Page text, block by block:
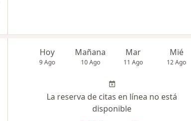
Hoy
9 Ago
Mañana
10 Ago
Mar
11 Ago
Mié
12 Ago
La reserva de citas en línea no está
disponible